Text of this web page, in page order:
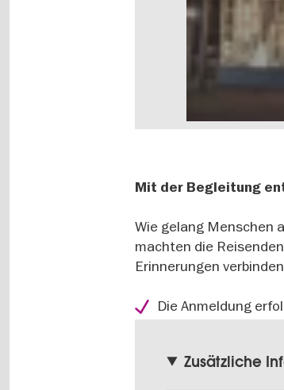
Mit der Begleitung
Wie gelang Menschen
machten die
Erinnerungen
Die Anmeldung
Zusätzliche